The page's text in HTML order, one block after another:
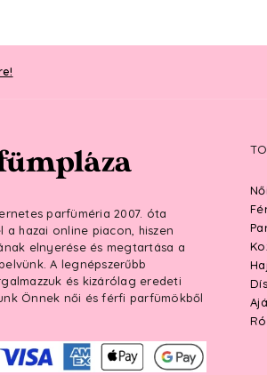
parfüméria 2007. óta
a hazai online piacon, hiszen
elnyerése és megtartása a
A legnépszerűbb
és kizárólag eredeti
Önnek női és férfi parfümökből